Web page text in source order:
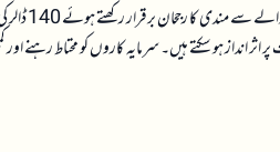
کمپاس
پر اثر انداز ہو سکتے ہیں۔ سرمایہ کاروں کو محتاط